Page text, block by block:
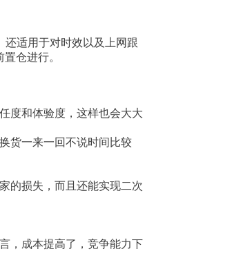
适用于对时效以及上网跟
仓进行。
度和体验度，这样也会大大
货一来一回不说时间比较
的损失，而且还能实现二次
，成本提高了，竞争能力下